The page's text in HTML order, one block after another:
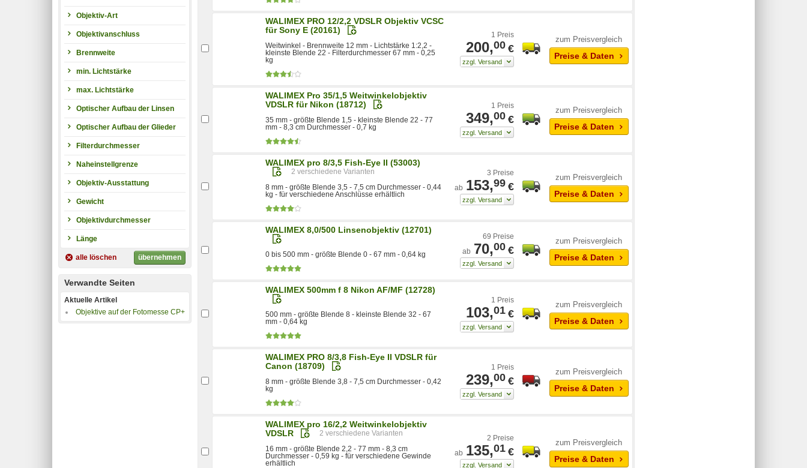
Sigma (41)
Tamron (29)
Tokina
(5)
Objektiv-Art
Objektivanschluss
Brennweite
min. Lichtstärke
max. Lichtstärke
Optischer Aufbau der Linsen
Optischer Aufbau der Glieder
Filterdurchmesser
Naheinstellgrenze
Objektiv-Ausstattung
Gewicht
Objektivdurchmesser
Länge
alle löschen übernehmen
Verwandte Seiten
Aktuelle Artikel
Objektive auf der Fotomesse CP+
WALIMEX PRO 12/2,2 VDSLR Objektiv VCSC
für Sony E (20161)
Weitwinkel - Brennweite 12 mm - Lichtstärke 1:2,2 -
kleinste Blende 22 - Filterdurchmesser 67 mm - 0,25
kg
1 Preis
200,00 €
zum Preisvergleich
Preise & Daten
WALIMEX Pro 35/1,5 Weitwinkelobjektiv
VDSLR für Nikon (18712)
35 mm - größte Blende 1,5 - kleinste Blende 22 - 77
mm - 8,3 cm Durchmesser - 0,7 kg
1 Preis
349,00 €
zum Preisvergleich
Preise & Daten
WALIMEX pro 8/3,5 Fish-Eye II (53003)
2
8 mm - größte Blende 3,5 - 7,5 cm Durchmesser - 0,44
kg - für verschiedene Anschlüsse erhältlich
3 Preise
ab 153,99 €
zum Preisvergleich
Preise & Daten
WALIMEX 8,0/500 Linsenobjektiv (12701)
0 bis 500 mm - größte Blende 0 - 67 mm - 0,64 kg
69 Preise
ab 70,00 €
zum Preisvergleich
Preise & Daten
WALIMEX 500mm f 8 Nikon AF/MF (12728)
500 mm - größte Blende 8 - kleinste Blende 32 - 67
mm - 0,64 kg
1 Preis
103,01 €
zum Preisvergleich
Preise & Daten
WALIMEX PRO 8/3,8 Fish-Eye II VDSLR für
Canon (18709)
8 mm - größte Blende 3,8 - 7,5 cm Durchmesser - 0,42
kg
1 Preis
239,00 €
zum Preisvergleich
Preise & Daten
WALIMEX pro 16/2,2 Weitwinkelobjektiv
VDSLR
2
16 mm - größte Blende 2,2 - 77 mm - 8,3 cm
Durchmesser - 0,59 kg - für verschiedene Gewinde
erhältlich
2 Preise
ab 135,01 €
zum Preisvergleich
Preise & Daten